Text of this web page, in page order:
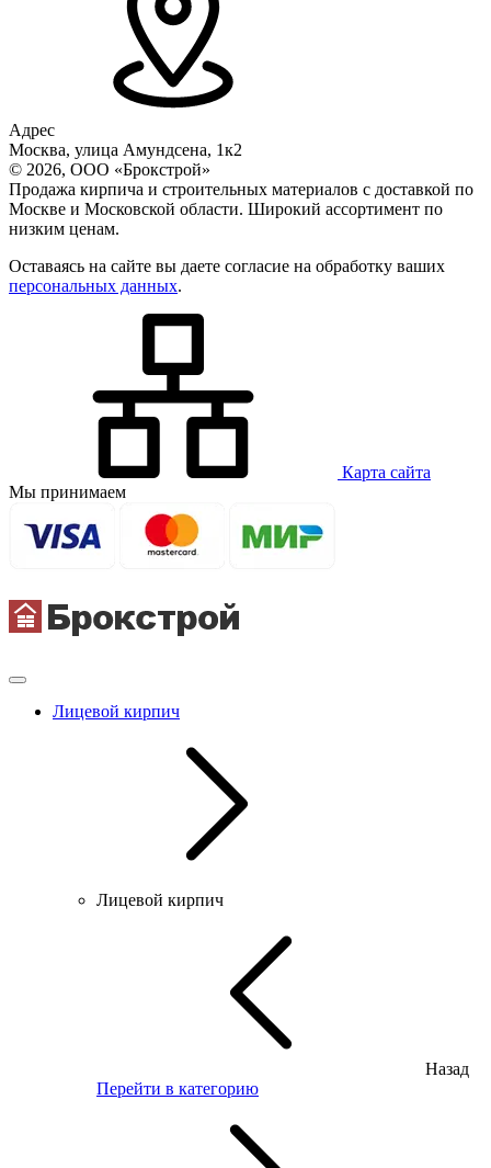
Адрес
Москва, улица Амундсена, 1к2
© 2026, ООО «Брокстрой»
Продажа кирпича и строительных материалов с доставкой по
Москве и Московской области. Широкий ассортимент по
низким ценам.
Оставаясь на сайте вы даете согласие на обработку ваших
персональных данных.
Карта сайта
Мы принимаем
Лицевой кирпич
Лицевой кирпич
Назад
Перейти в категорию